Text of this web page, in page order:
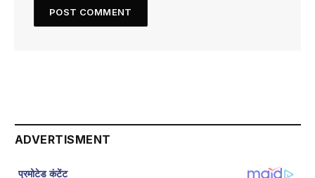
ADVERTISMENT